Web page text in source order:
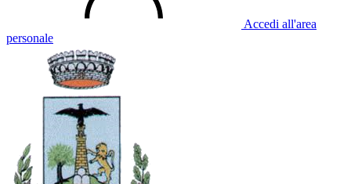
Accedi all'area
personale